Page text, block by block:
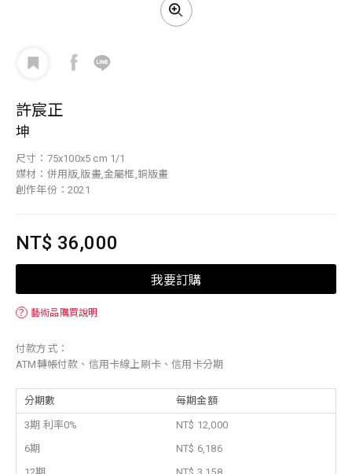
許宸正
坤
尺寸：75x100x5 cm 1/1
媒材：併用版,版畫,金屬框,銅版畫
創作年份：2021
NT$ 36,000
我要訂購
？ 藝術品購買說明
付款方式：
ATM轉帳付款、信用卡線上刷卡、信用卡分期
分期數 每期金額
3期 利率0%
NT$ 12,000
6期
NT$ 6,186